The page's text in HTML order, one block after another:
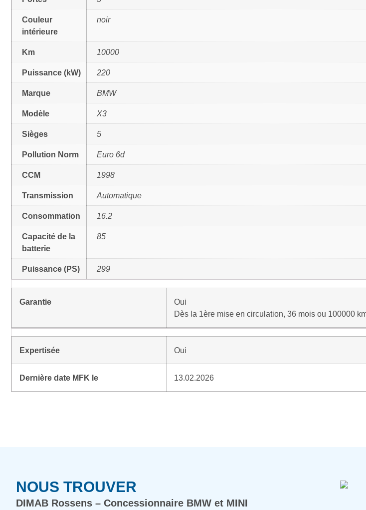
Couleur
intérieure
noir
Km 10000
Puissance (kW) 220
Marque BMW
Modèle X3
Sièges 5
Pollution Norm Euro 6d
CCM 1998
Transmission Automatique
Consommation 16.2
Capacité de la
batterie
85
Puissance (PS) 299
Garantie
Oui
Dès la 1ère mise en circulation, 36 mois ou 100000
Expertisée Oui
Dernière date MFK le 13.02.2026
NOUS TROUVER
DIMAB Rossens – Concessionnaire BMW et MINI